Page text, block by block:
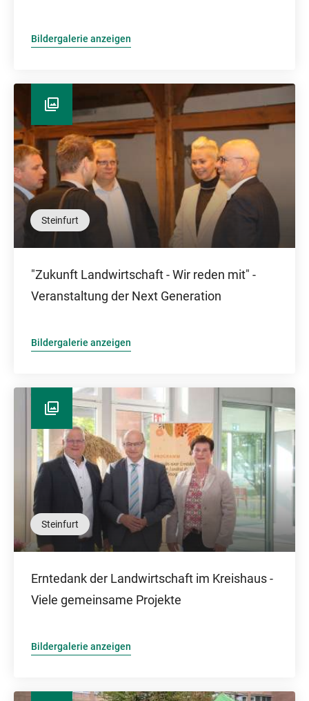
Bildergalerie anzeigen
Steinfurt
"Zukunft Landwirtschaft - Wir reden mit" -
Veranstaltung der Next Generation
Bildergalerie anzeigen
Steinfurt
Erntedank der Landwirtschaft im Kreishaus -
Viele gemeinsame Projekte
Bildergalerie anzeigen